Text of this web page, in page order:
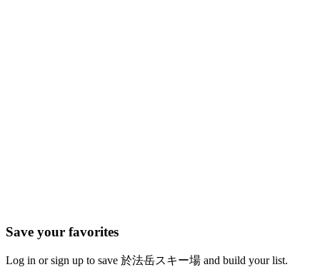
Save your favorites
Log in or sign up to save 於法岳スキー場 and build your list.